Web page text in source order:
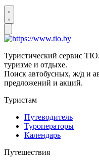
Туристический сервис
туризме и отдыхе.
Поиск автобусных, ж/д и
предложений и акций.
Туристам
Путеводитель
Туроператоры
Календарь
Путешествия